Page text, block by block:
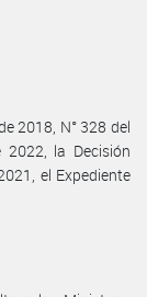
2018, N° 328 del
la Decisión
el Expediente